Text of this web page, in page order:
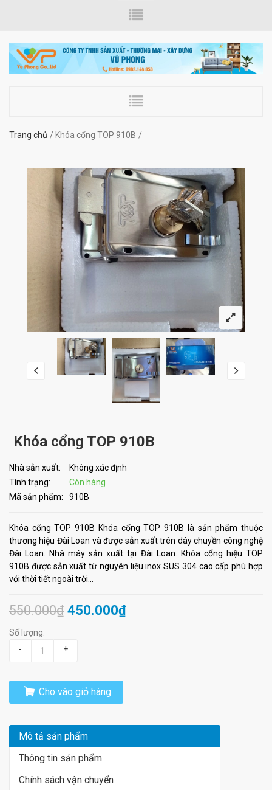
Trang chủ Khóa cổng TOP 910B
Khóa cổng TOP 910B
Nhà sản xuất:
Không xác định
Tình trạng:
Còn hàng
Mã sản phẩm:
910B
Khóa cổng TOP 910B Khóa cổng TOP 910B là sản phẩm thuộc
thương hiệu Đài Loan và được sản xuất trên dây chuyền công nghệ
Đài Loan. Nhà máy sản xuất tại Đài Loan. Khóa cổng hiệu TOP
910B được sản xuất từ nguyên liệu inox SUS 304 cao cấp phù hợp
với thời tiết ngoài trời...
550.000₫ 450.000₫
Số lượng:
-
+
Cho vào giỏ hàng
Mô tả sản phẩm
Thông tin sản phẩm
Chính sách vận chuyển